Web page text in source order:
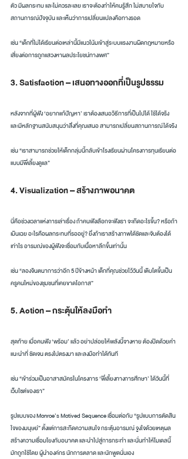
ตัว มีผลกระทบ และไม่ควรละเลย เราจะต้องทำให้คนรู้สึก ไม่สบายใจกับ
สถานการณ์ปัจจุบัน และเห็นว่าการเปลี่ยนแปลงคือทางรอด
เช่น “เด็กที่ไม่ได้เรียนต่อเหล่านี้มีแนวโน้มเข้าสู่ระบบแรงงานผิดกฎหมายหรือ
เสี่ยงต่อการถูกแสวงหาผลประโยชน์ทางเพศ”
3. Satisfaction – เสนอทางออกที่เป็นรูปธรรม
หลังจากที่ผู้ฟัง ‘อยากแก้ปัญหา’ เราต้องเสนอวิธีการที่เป็นไปได้ ใช้ได้จริง
และมีหลักฐานสนับสนุนว่าสิ่งที่คุณเสนอ สามารถเปลี่ยนสถานการณ์ได้จริง
เช่น “เราสามารถช่วยให้เด็กกลุ่มนี้กลับเข้าโรงเรียนผ่านโครงการทุนเรียนต่อ
แบบมีพี่เลี้ยงดูแล”
4. Visualization – สร้างภาพอนาคต
นี่คือช่วงเวลาแห่งการเล่าเรื่อง ถ้าคนฟังเลือกจะฟังเรา จะเกิดอะไรขึ้น? หรือถ้า
เมินเฉย อะไรคือผลกระทบที่รออยู่? ยิ่งถ้าเราสร้างภาพได้ชัดและจับต้องได้
เท่าไร อารมณ์ของผู้ฟังจะเชื่อมกับเนื้อหาลึกขึ้นเท่านั้น
เช่น “ลองจินตนาการว่าอีก 5 ปีข้างหน้า เด็กที่คุณช่วยไว้วันนี้ เติบโตขึ้นเป็น
ครูคนใหม่ของชุมชนที่เคยขาดโอกาส”
5. Action – กระตุ้นให้ลงมือทำ
สุดท้าย เมื่อคนฟัง ‘พร้อม’ แล้ว อย่าปล่อยให้พลังนี้จางหาย ต้องปิดด้วยคำ
แนะนำที่ ชัดเจน ตรงไปตรงมา และลงมือทำได้ทันที
เช่น “เข้าร่วมเป็นอาสาสมัครในโครงการ ‘พี่เลี้ยงทางการศึกษา’ ได้วันนี้ที่
เว็บไซต์ของเรา”
รูปแบบของ Monroe’s Motived Sequence เชื่อมต่อกับ “รูปแบบการตัดสิน
ใจของมนุษย์” ตั้งแต่การสะกิดความสนใจ กระตุ้นอารมณ์ จูงใจด้วยเหตุผล
สร้างความเชื่อมโยงกับอนาคต และนำไปสู่การกระทำ และนั่นทำให้โมเดลนี้
มักถูกใช้โดย ผู้นำองค์กร นักการตลาด และนักพูดนั่นเอง